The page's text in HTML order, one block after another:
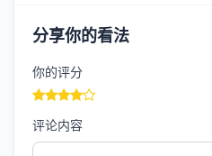
分享你的看法
你的评分
评论内容